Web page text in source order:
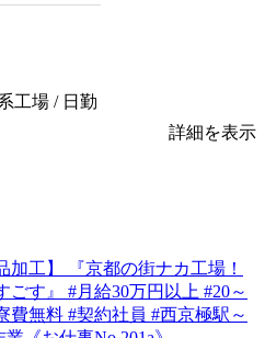
工場 / 日勤
詳細を表示